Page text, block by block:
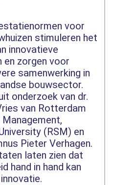
voor
stimuleren het
innovatieve
en zorgen voor
samenwerking in
bouwsector.
onderzoek van dr.
van Rotterdam
(RSM) en
Pieter Verhagen.
laten zien dat
hand in hand kan